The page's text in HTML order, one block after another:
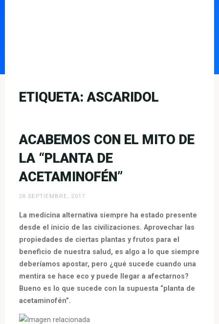
ETIQUETA:ASCARIDOL
ACABEMOS CON EL MITO DE
LA “PLANTA DE
ACETAMINOFÉN”
28 SEPTIEMBRE, 2017
La medicina alternativa siempre ha estado presente
desde el inicio de las civilizaciones. Aprovechar las
propiedades de ciertas plantas y frutos para el
beneficio de nuestra salud, es algo a lo que siempre
deberíamos apostar, pero ¿qué sucede cuando una
mentira se hace eco y puede llegar a afectarnos?
Bueno es lo que sucede con la supuesta “planta de
acetaminofén”.